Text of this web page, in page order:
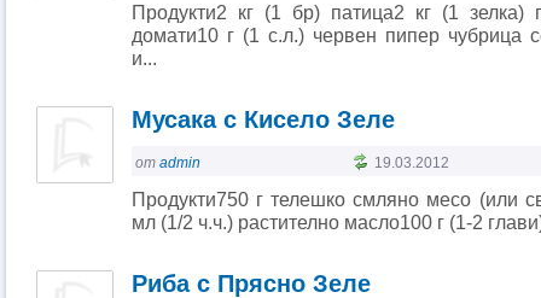
Продукти2 кг (1 бр) патица2 кг (1 зелка)
домати10 г (1 с.л.) червен пипер чубрица
и...
Мусака с Кисело Зеле
от admin 19.03.2012
Продукти750 г телешко смляно месо (или
мл (1/2 ч.ч.) растително масло100 г (1-2
Риба с Прясно Зеле